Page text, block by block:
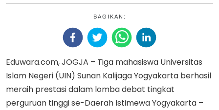
BAGIKAN:
Eduwara.com, JOGJA – Tiga mahasiswa Universitas
Islam Negeri (UIN) Sunan Kalijaga Yogyakarta berhasil
meraih prestasi dalam lomba debat tingkat
perguruan tinggi se-Daerah Istimewa Yogyakarta –